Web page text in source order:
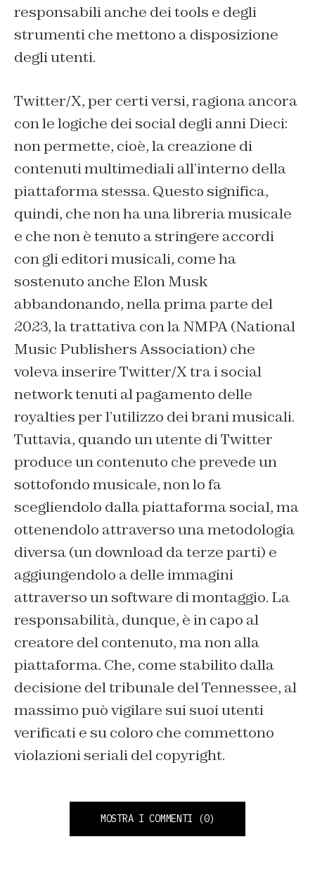
responsabili anche dei tools e degli
strumenti che mettono a disposizione
degli utenti.
Twitter/X, per certi versi, ragiona ancora
con le logiche dei social degli anni Dieci:
non permette, cioè, la creazione di
contenuti multimediali all’interno della
piattaforma stessa. Questo significa,
quindi, che non ha una libreria musicale
e che non è tenuto a stringere accordi
con gli editori musicali, come ha
sostenuto anche Elon Musk
abbandonando, nella prima parte del
2023, la trattativa con la NMPA (National
Music Publishers Association) che
voleva inserire Twitter/X tra i social
network tenuti al pagamento delle
royalties per l’utilizzo dei brani musicali.
Tuttavia, quando un utente di Twitter
produce un contenuto che prevede un
sottofondo musicale, non lo fa
scegliendolo dalla piattaforma social, ma
ottenendolo attraverso una metodologia
diversa (un download da terze parti) e
aggiungendolo a delle immagini
attraverso un software di montaggio. La
responsabilità, dunque, è in capo al
creatore del contenuto, ma non alla
piattaforma. Che, come stabilito dalla
decisione del tribunale del Tennessee, al
massimo può vigilare sui suoi utenti
verificati e su coloro che commettono
violazioni seriali del copyright.
MOSTRA I COMMENTI (0)